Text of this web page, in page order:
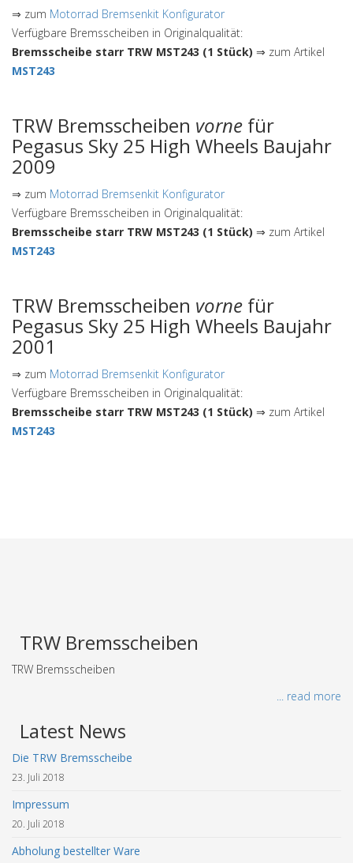
⇒ zum Motorrad Bremsenkit Konfigurator
Verfügbare Bremsscheiben in Originalqualität:
Bremsscheibe starr TRW MST243 (1 Stück) ⇒ zum Artikel
MST243
TRW Bremsscheiben vorne für
Pegasus Sky 25 High Wheels Baujahr
2009
⇒ zum Motorrad Bremsenkit Konfigurator
Verfügbare Bremsscheiben in Originalqualität:
Bremsscheibe starr TRW MST243 (1 Stück) ⇒ zum Artikel
MST243
TRW Bremsscheiben vorne für
Pegasus Sky 25 High Wheels Baujahr
2001
⇒ zum Motorrad Bremsenkit Konfigurator
Verfügbare Bremsscheiben in Originalqualität:
Bremsscheibe starr TRW MST243 (1 Stück) ⇒ zum Artikel
MST243
TRW Bremsscheiben
TRW Bremsscheiben
... read more
Latest News
Die TRW Bremsscheibe
23. Juli 2018
Impressum
20. Juli 2018
Abholung bestellter Ware